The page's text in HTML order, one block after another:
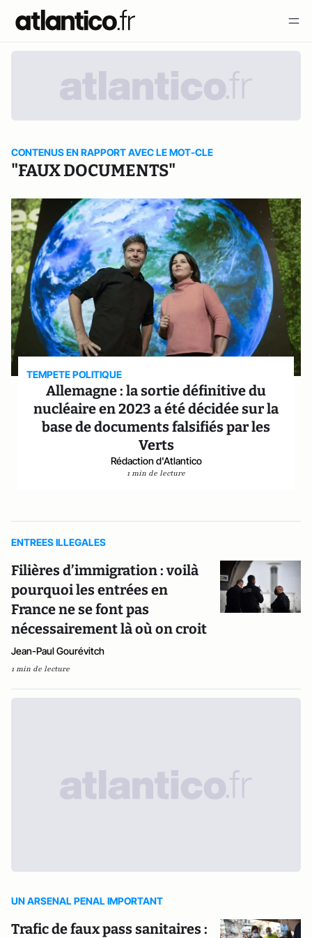
CONTENUS EN RAPPORT AVEC LE MOT-CLE
"FAUX DOCUMENTS"
TEMPETE POLITIQUE
Allemagne : la sortie définitive du
nucléaire en 2023 a été décidée sur la
base de documents falsifiés par les
Verts
Rédaction d'Atlantico
1 min de lecture
ENTREES ILLEGALES
Filières d’immigration : voilà
pourquoi les entrées en
France ne se font pas
nécessairement là où on croit
Jean-Paul Gourévitch
1 min de lecture
UN ARSENAL PENAL IMPORTANT
Trafic de faux pass sanitaires :